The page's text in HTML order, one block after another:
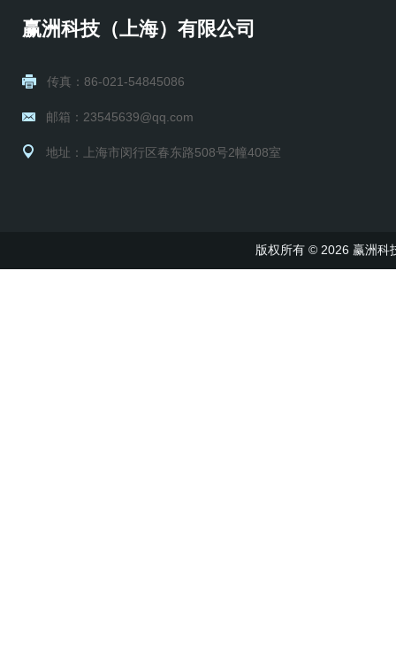
赢洲科技（上海）有限公司
传真：86-021-54845086
邮箱：23545639@qq.com
地址：上海市闵行区春东路508号2幢408室
版权所有 © 2026 赢洲